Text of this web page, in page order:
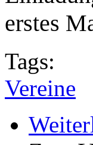
erstes
Tags:
Vereine